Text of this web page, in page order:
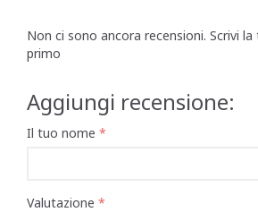
Non ci sono ancora recensioni. Scrivi
primo
Aggiungi recensione:
Il tuo nome
Valutazione